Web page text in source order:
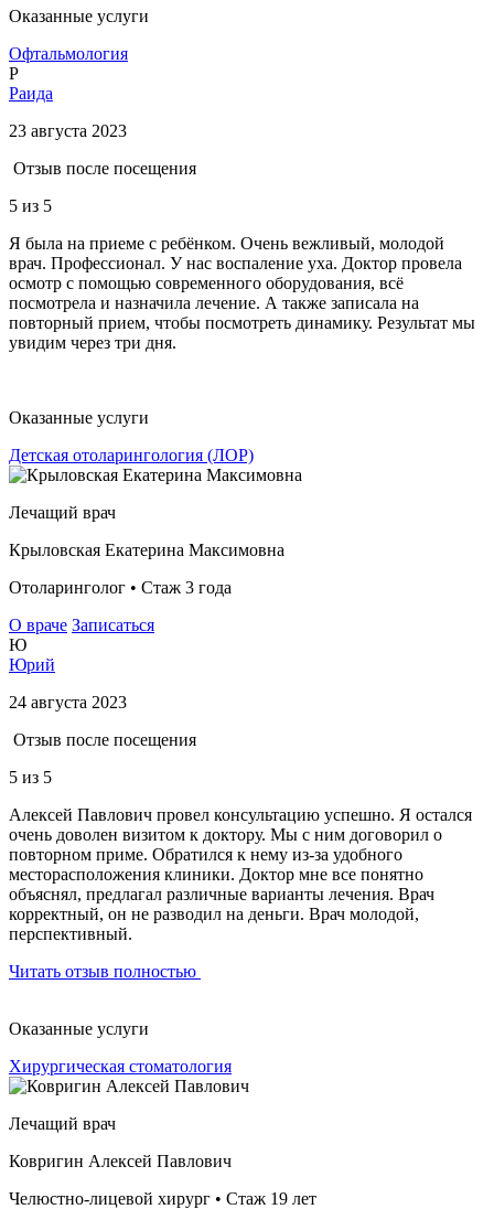
Оказанные услуги
Офтальмология
Р
Раида
23 августа 2023
Отзыв после посещения
5 из 5
Я была на приеме с ребёнком. Очень вежливый, молодой
врач. Профессионал. У нас воспаление уха. Доктор провела
осмотр с помощью современного оборудования, всё
посмотрела и назначила лечение. А также записала на
повторный прием, чтобы посмотреть динамику. Результат мы
увидим через три дня.
Оказанные услуги
Детская отоларингология (ЛОР)
Лечащий врач
Крыловская Екатерина Максимовна
Отоларинголог • Стаж 3 года
О враче Записаться
Ю
Юрий
24 августа 2023
Отзыв после посещения
5 из 5
Алексей Павлович провел консультацию успешно. Я остался
очень доволен визитом к доктору. Мы с ним договорил о
повторном приме. Обратился к нему из-за удобного
месторасположения клиники. Доктор мне все понятно
объяснял, предлагал различные варианты лечения. Врач
корректный, он не разводил на деньги. Врач молодой,
перспективный.
Читать отзыв полностью
Оказанные услуги
Хирургическая стоматология
Лечащий врач
Ковригин Алексей Павлович
Челюстно-лицевой хирург • Стаж 19 лет